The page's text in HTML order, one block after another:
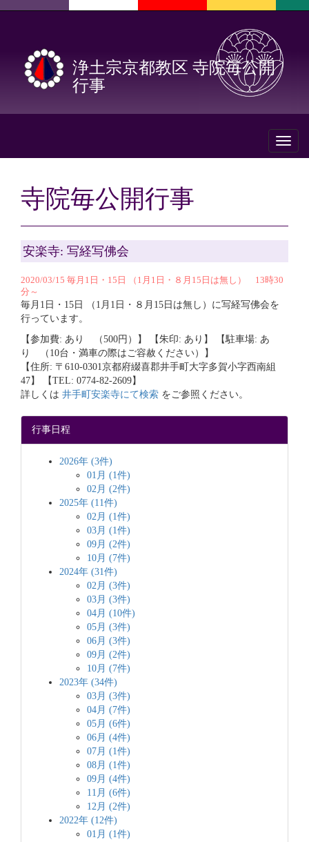
浄土宗京都教区 寺院毎公開
行事
Toggle
寺院毎公開行事
安楽寺: 写経写佛会
2020/03/15 毎月1日・15日 （1月1日・８月15日は無し） 13時30
分～
毎月1日・15日 （1月1日・８月15日は無し）に写経写佛会を
行っています。
【参加費: あり （500円）】 【朱印: あり】 【駐車場: あ
り （10台・満車の際はご容赦ください）】
【住所: 〒610-0301京都府綴喜郡井手町大字多賀小字西南組
47】 【TEL: 0774-82-2609】
詳しくは 井手町安楽寺にて検索 をご参照ください。
行事日程
2026年 (3件)
01月 (1件)
02月 (2件)
2025年 (11件)
02月 (1件)
03月 (1件)
09月 (2件)
10月 (7件)
2024年 (31件)
02月 (3件)
03月 (3件)
04月 (10件)
05月 (3件)
06月 (3件)
09月 (2件)
10月 (7件)
2023年 (34件)
03月 (3件)
04月 (7件)
05月 (6件)
06月 (4件)
07月 (1件)
08月 (1件)
09月 (4件)
11月 (6件)
12月 (2件)
2022年 (12件)
01月 (1件)